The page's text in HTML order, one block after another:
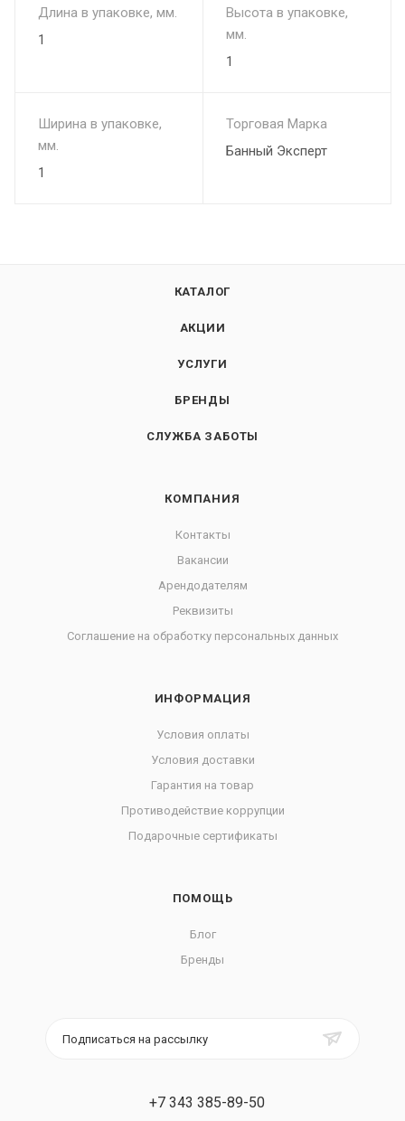
Длина в упаковке, мм.
1
Высота в упаковке,
мм.
1
Ширина в упаковке,
мм.
1
Торговая Марка
Банный Эксперт
КАТАЛОГ
АКЦИИ
УСЛУГИ
БРЕНДЫ
СЛУЖБА ЗАБОТЫ
КОМПАНИЯ
Контакты
Вакансии
Арендодателям
Реквизиты
Соглашение на обработку персональных данных
ИНФОРМАЦИЯ
Условия оплаты
Условия доставки
Гарантия на товар
Противодействие коррупции
Подарочные сертификаты
ПОМОЩЬ
Блог
Бренды
Подписаться на рассылку
+7 343 385-89-50